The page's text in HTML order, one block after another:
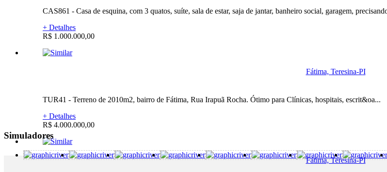
CAS861 - Casa de esquina, com 3 quatos, suíte, sala de estar, saja de jantar, banheiro social, garagem,
+ Detalhes
R$ 1.000.000,00
Fátima, Teresina-PI
TUR41 - Terreno de 2010m2, bairro de Fátima, Rua Irapuã Rocha. Ótimo para Clínicas, hospitais, escrit&oa...
+ Detalhes
R$ 4.000.000,00
Fátima, Teresina-PI
Simuladores